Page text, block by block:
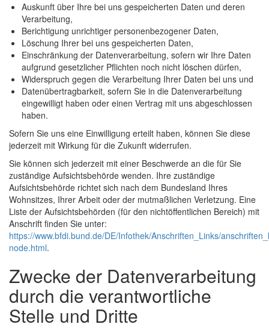
Auskunft über Ihre bei uns gespeicherten Daten und deren
Verarbeitung,
Berichtigung unrichtiger personenbezogener Daten,
Löschung Ihrer bei uns gespeicherten Daten,
Einschränkung der Datenverarbeitung, sofern wir Ihre Daten
aufgrund gesetzlicher Pflichten noch nicht löschen dürfen,
Widerspruch gegen die Verarbeitung Ihrer Daten bei uns und
Datenübertragbarkeit, sofern Sie in die Datenverarbeitung
eingewilligt haben oder einen Vertrag mit uns abgeschlossen
haben.
Sofern Sie uns eine Einwilligung erteilt haben, können Sie diese
jederzeit mit Wirkung für die Zukunft widerrufen.
Sie können sich jederzeit mit einer Beschwerde an die für Sie
zuständige Aufsichtsbehörde wenden. Ihre zuständige
Aufsichtsbehörde richtet sich nach dem Bundesland Ihres
Wohnsitzes, Ihrer Arbeit oder der mutmaßlichen Verletzung. Eine
Liste der Aufsichtsbehörden (für den nichtöffentlichen Bereich) mit
Anschrift finden Sie unter:
https://www.bfdi.bund.de/DE/Infothek/Anschriften_Links/
node.html.
Zwecke der Datenverarbeitung
durch die verantwortliche
Stelle und Dritte